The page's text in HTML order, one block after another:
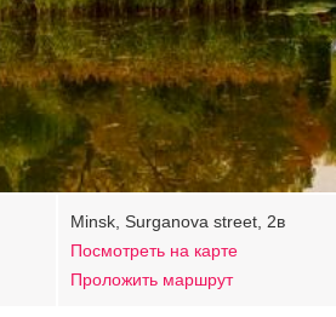
Minsk, Surganova street, 2в
Посмотреть на карте
Проложить маршрут